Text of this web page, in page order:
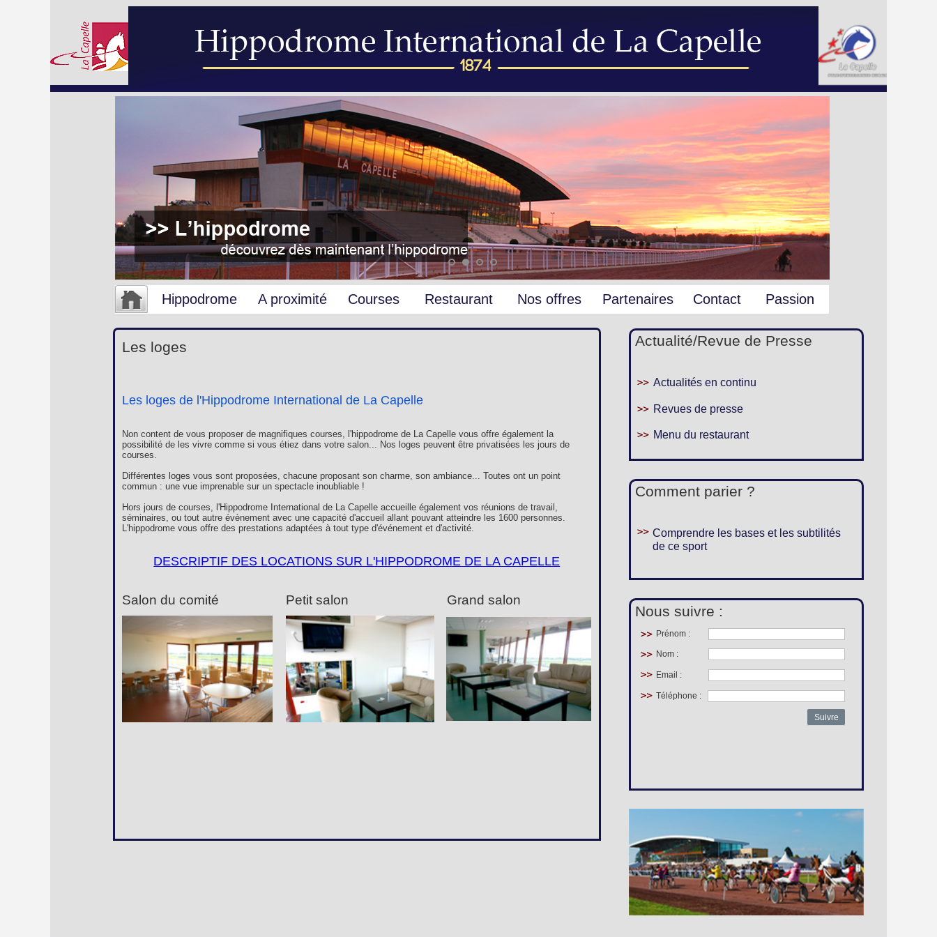
Hippodrome A proximité Courses Restaurant Nos offres
Loges
Partenaires Contact Passion
Les loges
Les loges de l'Hippodrome International de La Capelle
Non content de vous proposer de magnifiques courses, l'hippodrome de La Capelle vous offre également la
possibilité de les vivre comme si vous étiez dans votre salon... Nos loges peuvent être privatisées les jours de
courses.
Différentes loges vous sont proposées, chacune proposant son charme, son ambiance... Toutes ont un point
commun : une vue imprenable sur un spectacle inoubliable !
Hors jours de courses, l'Hippodrome International de La Capelle accueille également vos réunions de travail,
séminaires, ou tout autre évènement avec une capacité d'accueil allant pouvant atteindre les 1600 personnes.
L'hippodrome vous offre des prestations adaptées à tout type d'événement et d'activité.
DESCRIPTIF DES LOCATIONS SUR L'HIPPODROME DE LA CAPELLE
Salon du comité Petit salon Grand salon
Actualité/Revue de Presse
Actualités en continu
Revues de presse
Menu du restaurant
Comment parier ?
Comprendre les bases et les subtilités
de ce sport
Nous suivre :
Prénom :
Nom :
Email :
Téléphone :
Suivre